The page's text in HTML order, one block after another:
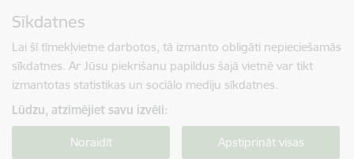
Sīkdatnes
Lai šī tīmekļvietne darbotos, tā izmanto obligāti nepieciešamās
sīkdatnes. Ar Jūsu piekrišanu papildus šajā vietnē var tikt
izmantotas statistikas un sociālo mediju sīkdatnes.
Lūdzu, atzīmējiet savu izvēli:
Noraidīt Apstiprināt visas